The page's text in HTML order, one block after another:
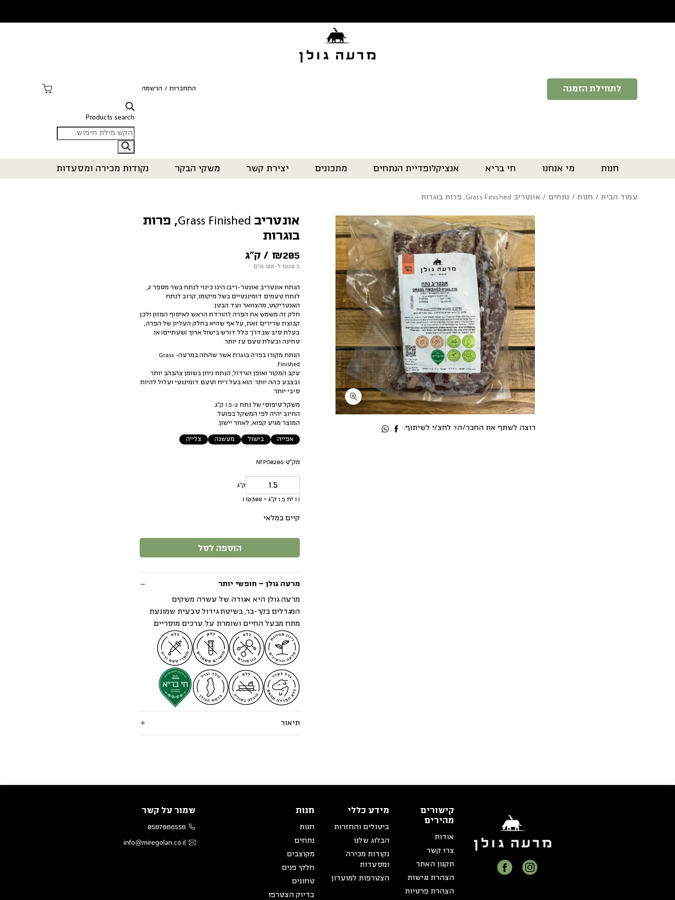
התחברות / הרשמה
Products search
לתחילת הזמנה
חנות מי אנחנו חי בריא אנציקלופדיית הנתחים מתכונים יצירת קשר משקי הבקר נקודות מכירה ומסעדות
עמוד הבית / חנות / נתחים / אונטריב Grass Finished, פרות בוגרות
אונטריב Grass Finished, פרות
בוגרות
₪205 / ק״ג
₪20.5 ל-100 גרם
הנתח אונטריב (אונטר-ריב) הינו כינוי לנתח בשר מספר 2,
לנתח טעמים דומיננטיים בשל מיקומו, קרוב לנתח
האנטריקוט, מהצוואר ועד הבטן.
חלק זה משמש את הפרה להורדת הראש לאיסוף המזון ולכן
קבוצת שרירים זאת, על אף שהיא בחלק העליון של הפרה,
בעלת סיב שבדרך כלל דורש בישול ארוך (שעתיים) או
טחינה ובעלת טעם עז יותר.
הנתח מקורו בפרה בוגרתאשר שהתה במרעה- Grass
Finished.
עקב המקור ואופן הגידול, הנתח ניחן בשומן צהבהב יותר
ובצבע כהה יותר. הוא בעל ריח וטעם דומיננטי ועלול להיות
סיבי יותר.
משקל טיפוסי של נתח 1.5-2 ק״ג.
החיוב יהיה לפי המשקל בפועל.
המוצר מגיע קפוא, לאחר יישון.
אפייה בישול מעשנה צלייה
מק"ט:NFPO0206
ק״ג
(
1 יח 1.5 ק"ג=
₪308
)
קיים במלאי
הוספה לסל
מרעה גולן – חופשי יותר
מרעה גולן היא אגודה של עשרה משקים
המגדלים בקר-בר, בשיטת גידול טבעית שמונעת
מתח מבעל החיים ושומרת על ערכים מוסריים.
תיאור
רוצה לשתף את החבר/ה? לחצ/י לשיתוף:
קישורים
מהירים
אודות
צרו קשר
תקנון האתר
הצהרת נגישות
הצהרת פרטיות
מידע כללי
ביטולים והחזרות
הבלוג שלנו
נקודות מכירה
ומסעדות
הצטרפות למועדון
חנות
חנות
נתחים
מקוצבים
חלקי פנים
טחונים
בדיוק הצטרפו
שמור על קשר
0587886558
info@miregolan.co.il